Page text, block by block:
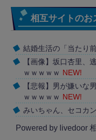
相互サイトのお
結婚生活の「当たり
【画像】坂口杏里、
ｗｗｗｗｗ
NEW!
【悲報】男が嫌いな
ｗｗｗｗｗ
NEW!
みいちゃん、セコカ
Powered by livedoor